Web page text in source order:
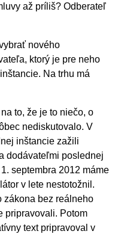
až príliš? Odberateľ
nového
ktorý je pre neho
Na trhu má
to, že je to niečo, o
nediskutovalo. V
inštancie zažili
dodávateľmi poslednej
septembra 2012 máme
v lete nestotožnil.
zákona bez reálneho
pripravovali. Potom
text pripravoval v